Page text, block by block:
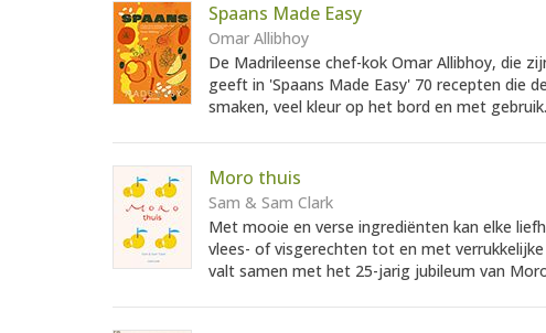
Spaans Made Easy
Omar Allibhoy
De Madrileense chef-kok Omar Allibhoy, die
geeft in 'Spaans Made Easy' 70 recepten die
smaken, veel kleur op het bord en met
Moro thuis
Sam & Sam Clark
Met mooie en verse ingrediënten kan elke
vlees- of visgerechten tot en met
valt samen met het 25-jarig jubileum van